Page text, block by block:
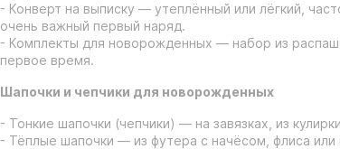
- Конверт на выписку — утеплённый или лёгкий,
очень важный первый наряд.
- Комплекты для новорожденных — набор из
первое время.
Шапочки и чепчики для новорожденных
- Тонкие шапочки (чепчики) — на завязках, из
- Тёплые шапочки — из футера с начёсом, флиса